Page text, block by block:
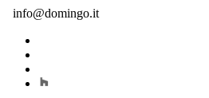
info@domingo.it